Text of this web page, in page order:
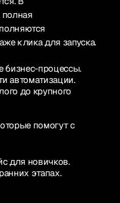
полная
клика для запуска.
бизнес-процессы.
автоматизации.
до крупного
помогут с
для новичков.
этапах.